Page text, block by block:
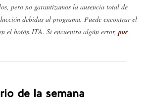
pero no garantizamos la ausencia total de
debidas al programa. Puede encontrar el
el botón ITA. Si encuentra algún error,por
de la semana